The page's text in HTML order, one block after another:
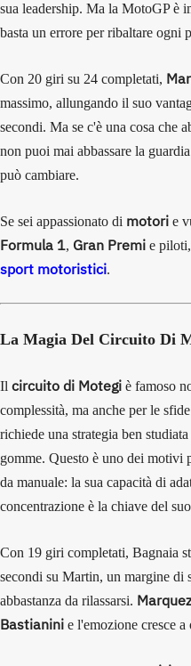
sua leadership. Ma la MotoGP è
basta un errore per ribaltare ogni
Con 20 giri su 24 completati,
massimo, allungando il suo
secondi. Ma se c'è una cosa che
non puoi mai abbassare la
può cambiare.
Se sei appassionato di motori e
Formula 1, Gran Premi e
sport motoristici.
La Magia Del Circuito Di
Il circuito di Motegi è famoso
complessità, ma anche per le
richiede una strategia ben
gomme. Questo è uno dei motivi
da manuale: la sua capacità di
concentrazione è la chiave del
Con 19 giri completati, Bagnaia
secondi su Martin, un margine di
abbastanza da rilassarsi. Marquez
Bastianini e l'emozione cresce a